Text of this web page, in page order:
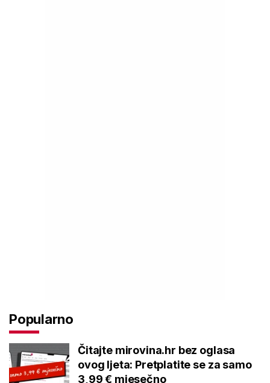
Popularno
Čitajte mirovina.hr bez oglasa
ovog ljeta: Pretplatite se za samo
3,99 € mjesečno